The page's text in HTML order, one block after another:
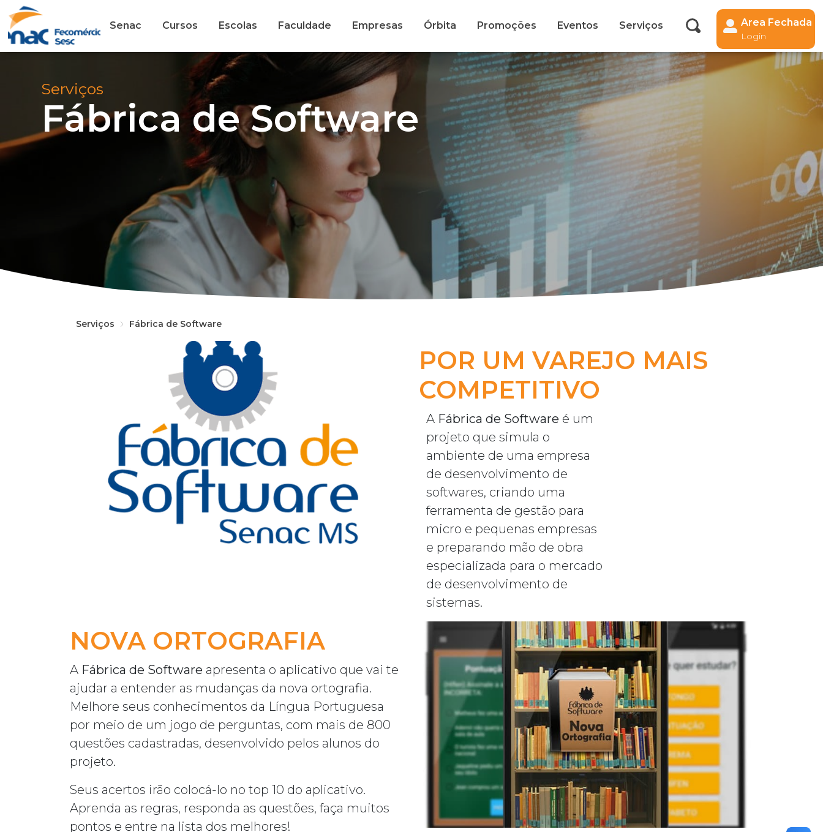
Senac Cursos Escolas Faculdade Empresas Órbita Promoções Eventos Serviços Area Fechada
Login
Serviços
Fábrica de Software
Serviços Fábrica de Software
POR UM VAREJO MAIS
COMPETITIVO
A Fábrica de Software é um
projeto que simula o
ambiente de uma empresa
de desenvolvimento de
softwares, criando uma
ferramenta de gestão para
micro e pequenas empresas
e preparando mão de obra
especializada para o mercado
de desenvolvimento de
sistemas.
NOVA ORTOGRAFIA
A Fábrica de Software apresenta o aplicativo que vai te
ajudar a entender as mudanças da nova ortografia.
Melhore seus conhecimentos da Língua Portuguesa
por meio de um jogo de perguntas, com mais de 800
questões cadastradas, desenvolvido pelos alunos do
projeto.
Seus acertos irão colocá-lo no top 10 do aplicativo.
Aprenda as regras, responda as questões, faça muitos
pontos e entre na lista dos melhores!